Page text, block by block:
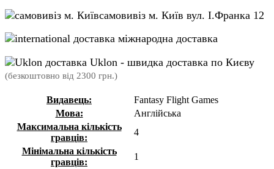
самовивіз м. Київ вул. І.Франка 12
міжнародна доставка
Uklon - швидка доставка по Києву
(безкоштовно від 2300 грн.)
Видавець:
Fantasy Flight Games
Мова:
Англійська
Максимальна кількість
гравців:
4
Мінімальна кількість
гравців:
1